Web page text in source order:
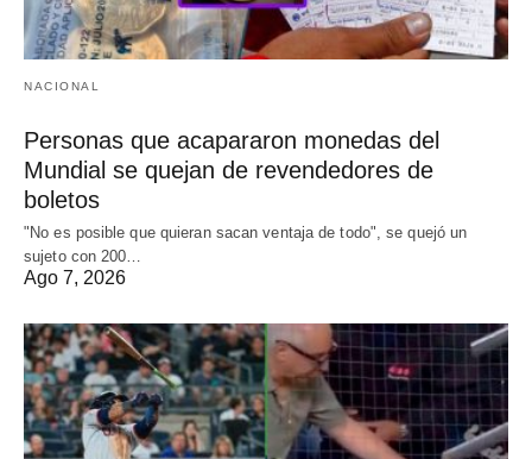
NACIONAL
Personas que acapararon monedas del
Mundial se quejan de revendedores de
boletos
"No es posible que quieran sacan ventaja de todo", se quejó un
sujeto con 200…
Ago 7, 2026